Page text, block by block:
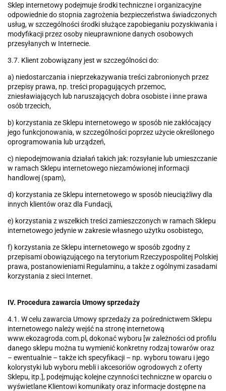
Sklep internetowy podejmuje środki techniczne i organizacyjne
odpowiednie do stopnia zagrożenia bezpieczeństwa świadczonych
usług, w szczególności środki służące zapobieganiu pozyskiwania i
modyfikacji przez osoby nieuprawnione danych osobowych
przesyłanych w Internecie.
3.7. Klient zobowiązany jest w szczególności do:
a) niedostarczania i nieprzekazywania treści zabronionych przez
przepisy prawa, np. treści propagujących przemoc,
zniesławiających lub naruszających dobra osobiste i inne prawa
osób trzecich,
b) korzystania ze Sklepu internetowego w sposób nie zakłócający
jego funkcjonowania, w szczególności poprzez użycie określonego
oprogramowania lub urządzeń,
c) niepodejmowania działań takich jak: rozsyłanie lub umieszczanie
w ramach Sklepu internetowego niezamówionej informacji
handlowej (spam),
d) korzystania ze Sklepu internetowego w sposób nieuciążliwy dla
innych klientów oraz dla Fundacji,
e) korzystania z wszelkich treści zamieszczonych w ramach Sklepu
internetowego jedynie w zakresie własnego użytku osobistego,
f) korzystania ze Sklepu internetowego w sposób zgodny z
przepisami obowiązującego na terytorium Rzeczypospolitej Polskiej
prawa, postanowieniami Regulaminu, a także z ogólnymi zasadami
korzystania z sieci Internet.
IV. Procedura zawarcia Umowy sprzedaży
4.1. W celu zawarcia Umowy sprzedaży za pośrednictwem Sklepu
internetowego należy wejść na stronę internetową
www.ekozagroda.com.pl, dokonać wyboru [w zależności od profilu
danego sklepu można tu wymienić konkretny rodzaj towarów oraz
– ewentualnie – także ich specyfikacji – np. wyboru towaru i jego
kolorystyki lub wyboru mebli i akcesoriów ogrodowych z oferty
Sklepu, itp.], podejmując kolejne czynności techniczne w oparciu o
wyświetlane Klientowi komunikaty oraz informacje dostępne na